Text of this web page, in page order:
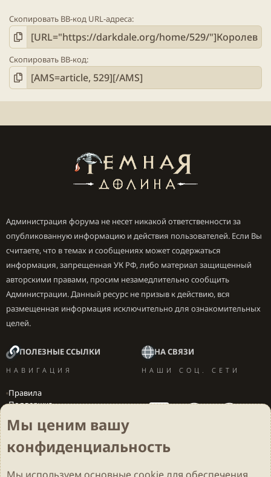
Скопировать BB-код URL-адреса
Скопировать BB-код
Администрация форума не несет никакой ответственности за
опубликованную информацию и действия пользователей. Если Вы
считаете, что в темах и сообщениях может содержаться
информация, запрещенная УК РФ, либо материал защищенный
авторскими правами, просим незамедлительно сообщить
Администрации. Данный ресурс не призыв к действию, вся
размещенная информация исключительно для ознакомительных
целей.
ПОЛЕЗНЫЕ ССЫЛКИ
НАВИГАЦИЯ
Правила
Поддержка
Локализация игр
НА СВЯЗИ
НАШИ СОЦ. СЕТИ
Мы ценим вашу
конфиденциальность